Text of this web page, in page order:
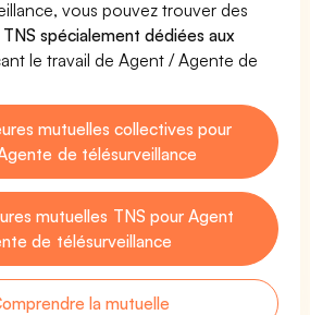
vous pouvez trouver des
spécialement dédiées aux
le travail de Agent / Agente de
mutuelles collectives pour
de télésurveillance
mutuelles TNS pour Agent
de télésurveillance
la mutuelle